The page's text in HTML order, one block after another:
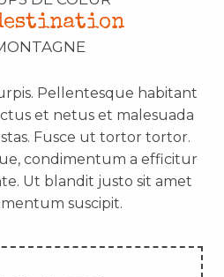
destination
Pellentesque habitant
et netus et malesuada
Fusce ut tortor tortor.
condimentum a efficitur
Ut blandit justo sit amet
suscipit.